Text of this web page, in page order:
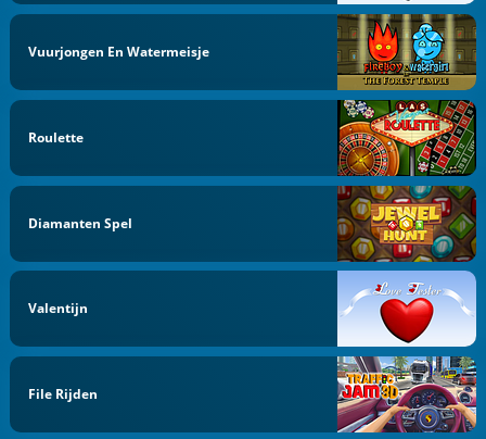
Vuurjongen En Watermeisje
Roulette
Diamanten Spel
Valentijn
File Rijden